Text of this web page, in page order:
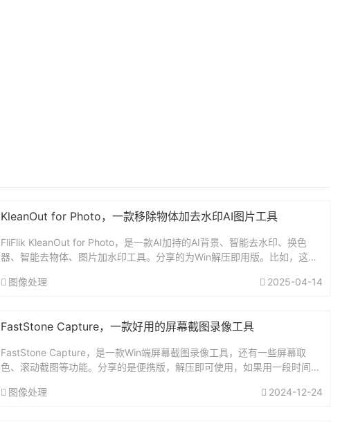
KleanOut for Photo，一款移除物体加去水印AI图片工具
FliFlik KleanOut for Photo，是一款AI加持的AI背景、智能去水印、换色
器、智能去物体、图片加水印工具。分享的为Win解压即用版。比如，这个
图像处理
2025-04-14
FastStone Capture，一款好用的屏幕截图录像工具
FastStone Capture，是一款Win端屏幕截图录像工具，还有一些屏幕取
色、滚动截图等功能。分享的是便携版，解压即可使用，如果用一段时间提
图像处理
2024-12-24